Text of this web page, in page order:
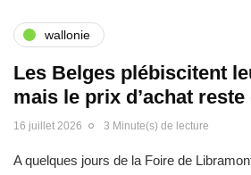
wallonie
Les Belges plébiscitent
mais le prix d’achat
16 juillet 2026 3 Minute(s) de lecture
A quelques jours de la Foire de